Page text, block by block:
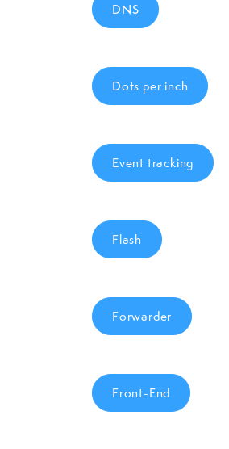
DNS
Dots per inch
Event tracking
Flash
Forwarder
Front-End